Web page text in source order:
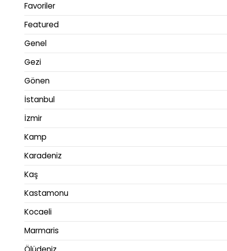
Favoriler
Featured
Genel
Gezi
Gönen
İstanbul
İzmir
Kamp
Karadeniz
Kaş
Kastamonu
Kocaeli
Marmaris